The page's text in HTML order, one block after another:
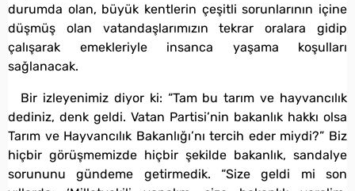
durumda olan, büyük kentlerin çeşitli sorunlarının içine
düşmüş olan vatandaşlarımızın tekrar oralara gidip
çalışarak emekleriyle insanca yaşama koşulları
sağlanacak.
Bir izleyenimiz diyor ki: “Tam bu tarım ve hayvancılık
dediniz, denk geldi. Vatan Partisi’nin bakanlık hakkı olsa
Tarım ve Hayvancılık Bakanlığı’nı tercih eder miydi?” Biz
hiçbir görüşmemizde hiçbir şekilde bakanlık, sandalye
sorununu gündeme getirmedik. “Size geldi mi son